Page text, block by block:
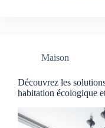
Maison
Découvrez les
habitation écologique